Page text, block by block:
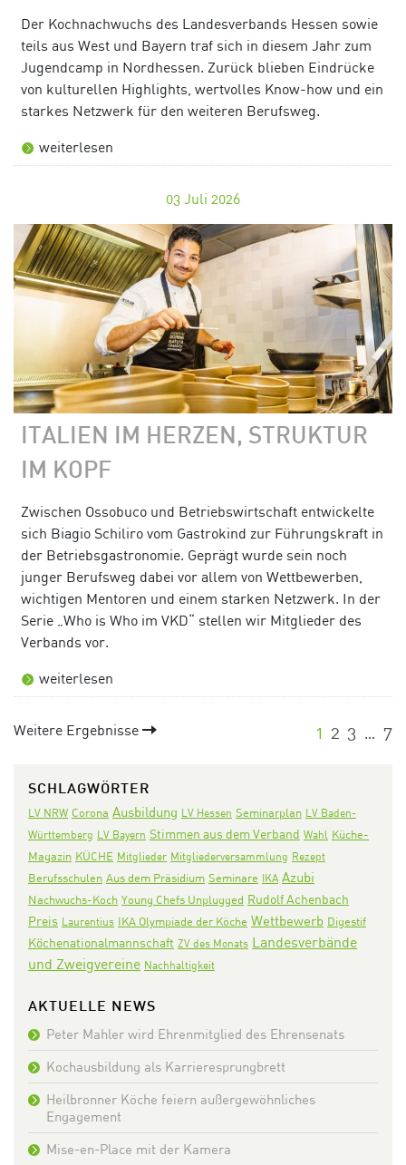
Der Kochnachwuchs des Landesverbands Hessen sowie
teils aus West und Bayern traf sich in diesem Jahr zum
Jugendcamp in Nordhessen. Zurück blieben Eindrücke
von kulturellen Highlights, wertvolles Know-how und ein
starkes Netzwerk für den weiteren Berufsweg.
weiterlesen
03 Juli 2026
ITALIEN IM HERZEN, STRUKTUR
IM KOPF
Zwischen Ossobuco und Betriebswirtschaft entwickelte
sich Biagio Schiliro vom Gastrokind zur Führungskraft in
der Betriebsgastronomie. Geprägt wurde sein noch
junger Berufsweg dabei vor allem von Wettbewerben,
wichtigen Mentoren und einem starken Netzwerk. In der
Serie „Who is Who im VKD“ stellen wir Mitglieder des
Verbands vor.
weiterlesen
Weitere Ergebnisse 1 2 3 … 7
SCHLAGWÖRTER
LV NRW Corona Ausbildung LV Hessen Seminarplan LV Baden-
Württemberg LV Bayern Stimmen aus dem Verband Wahl Küche-
Magazin KÜCHE Mitglieder Mitgliederversammlung Rezept
Berufsschulen Aus dem Präsidium Seminare IKA Azubi
Nachwuchs-Koch Young Chefs Unplugged Rudolf Achenbach
Preis Laurentius IKA Olympiade der Köche Wettbewerb Digestif
Köchenationalmannschaft ZV des Monats Landesverbände
und Zweigvereine Nachhaltigkeit
AKTUELLE NEWS
Peter Mahler wird Ehrenmitglied des Ehrensenats
Kochausbildung als Karrieresprungbrett
Heilbronner Köche feiern außergewöhnliches
Engagement
Mise-en-Place mit der Kamera